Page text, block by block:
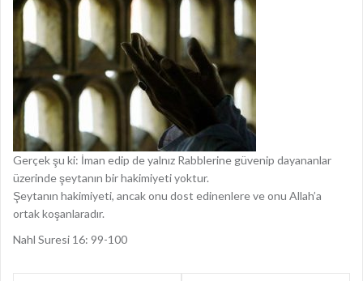
Gerçek şu ki: İman edip de yalnız Rabblerine güvenip dayananlar
üzerinde şeytanın bir hakimiyeti yoktur.
Şeytanın hakimiyeti, ancak onu dost edinenlere ve onu Allah’a
ortak koşanlaradır.
Nahl Suresi 16: 99-100